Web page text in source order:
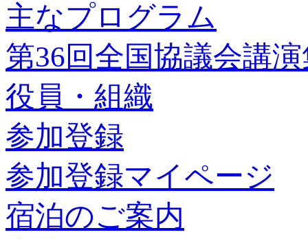
主なプログラム
第36回全国協議会講
役員・組織
参加登録
参加登録マイページ
宿泊のご案内